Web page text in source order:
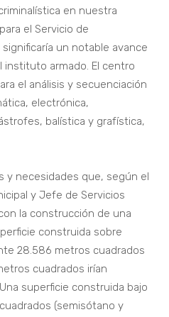
en nuestra
el Servicio de
significaría un notable avance
instituto armado. El centro
el análisis y secuenciación
electrónica,
balística y grafística,
y necesidades que, según el
y Jefe de Servicios
la construcción de una
construida sobre
28.586 metros cuadrados
cuadrados irían
superficie construida bajo
(semisótano y